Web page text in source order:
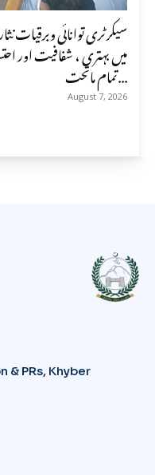
سیکرٹری توانائی وبرقیات
میں بہتری ، شفافیت اور
تمام ماتحت...
August 7, 2026
PRs, Khyber